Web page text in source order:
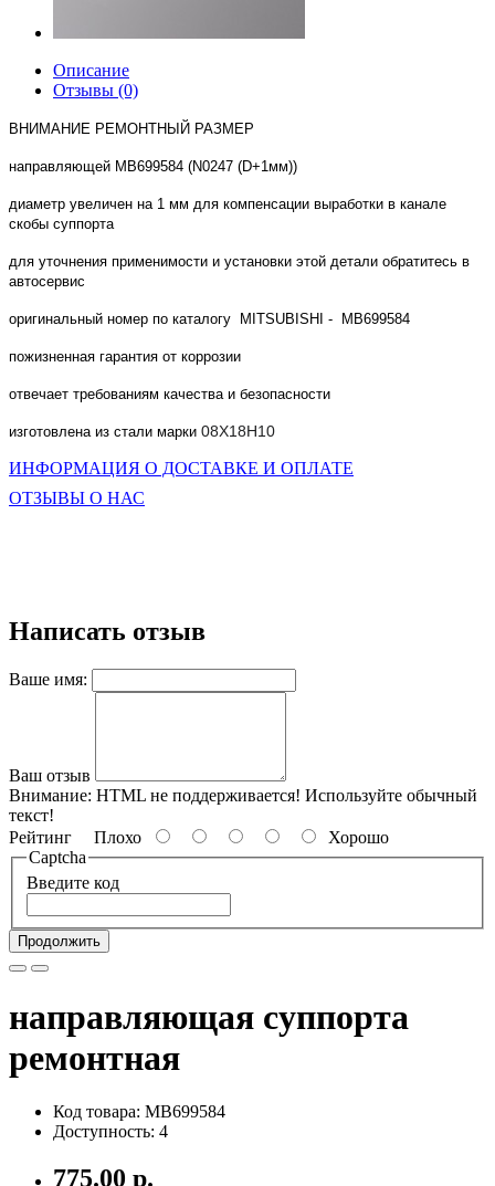
Описание
Отзывы (0)
ВНИМАНИЕ РЕМОНТНЫЙ РАЗМЕР
направляющей MB699584 (N0247 (D+1мм))
диаметр увеличен на 1 мм для компенсации выработки в канале
скобы суппорта
для уточнения применимости и установки этой детали обратитесь в
автосервис
оригинальный номер по каталогу MITSUBISHI - MB699584
пожизненная гарантия от коррозии
отвечает требованиям качества и безопасности
изготовлена из стали марки 08Х18Н10
ИНФОРМАЦИЯ О ДОСТАВКЕ И ОПЛАТЕ
ОТЗЫВЫ О НАС
Написать отзыв
Ваше имя:
Ваш отзыв
Внимание: HTML не поддерживается! Используйте обычный
текст!
Рейтинг Плохо
Хорошо
Captcha
Введите код
Продолжить
направляющая суппорта
ремонтная
Код товара: MB699584
Доступность: 4
775.00 р.